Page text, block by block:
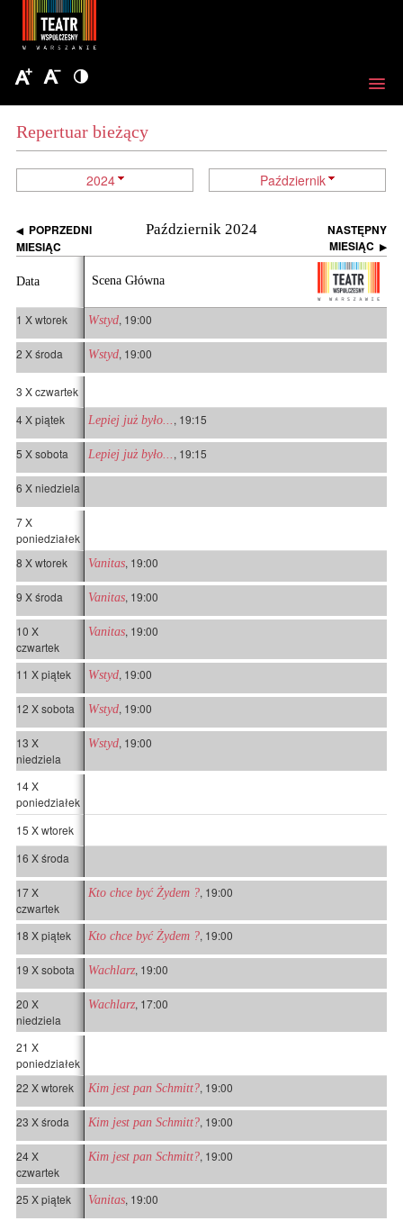
Repertuar bieżący
2024 Październik
◀ POPRZEDNI
MIESIĄC
Październik 2024
NASTĘPNY
MIESIĄC ▶
Data Scena Główna
1 X wtorek Wstyd, 19:00
2 X środa Wstyd, 19:00
3 X czwartek
4 X piątek
Lepiej już było... , 19:15
5 X sobota Lepiej już było... , 19:15
6 X niedziela
7 X
poniedziałek
8 X wtorek
Vanitas, 19:00
9 X środa Vanitas, 19:00
10 X
czwartek
Vanitas, 19:00
11 X piątek Wstyd, 19:00
12 X sobota Wstyd, 19:00
13 X
niedziela
Wstyd, 19:00
14 X
poniedziałek
15 X wtorek
16 X środa
17 X
czwartek
Kto chce być Żydem ?, 19:00
18 X piątek Kto chce być Żydem ?, 19:00
19 X sobota Wachlarz, 19:00
20 X
niedziela
Wachlarz, 17:00
21 X
poniedziałek
22 X wtorek
Kim jest pan Schmitt?, 19:00
23 X środa Kim jest pan Schmitt?, 19:00
24 X
czwartek
Kim jest pan Schmitt?, 19:00
25 X piątek Vanitas, 19:00